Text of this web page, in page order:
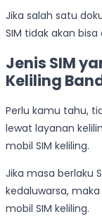
Jika salah satu
SIM tidak akan
Jenis SIM
Keliling
Perlu kamu tahu,
lewat layanan
mobil SIM keliling.
Jika masa berlaku
kedaluwarsa,
mobil SIM keliling.